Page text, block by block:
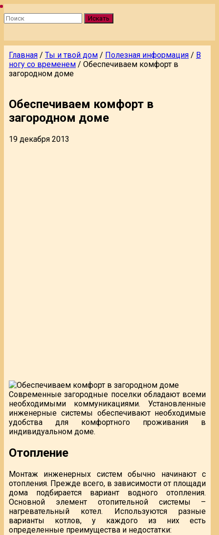
Искать
Главная / Ты и твой дом / Полезная информация / В
ногу со временем / Обеспечиваем комфорт в
загородном доме
Обеспечиваем комфорт в
загородном доме
19 декабря 2013
Современные загородные поселки обладают всеми
необходимыми коммуникациями. Установленные
инженерные системы обеспечивают необходимые
удобства для комфортного проживания в
индивидуальном доме.
Отопление
Монтаж инженерных систем обычно начинают с
отопления. Прежде всего, в зависимости от площади
дома подбирается вариант водного отопления.
Основной элемент отопительной системы –
нагревательный котел. Используются разные
варианты котлов, у каждого из них есть
определенные преимущества и недостатки: